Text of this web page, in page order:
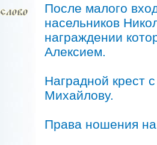
После малого
насельников
награждении
Алексием.
Наградной крест
Михайлову.
Права ношения